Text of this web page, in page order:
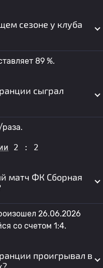
сезоне у клуба
89 %.
сыграл
2 : 2
матч ФК Сборная
26.06.2026
со счетом 1:4.
проигрывал в